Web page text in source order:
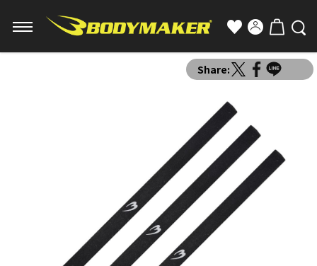
Share: